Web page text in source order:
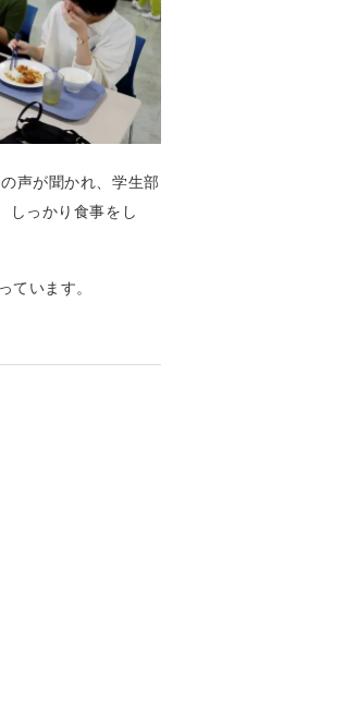
声が聞かれ、学生部
しっかり食事をし
ています。